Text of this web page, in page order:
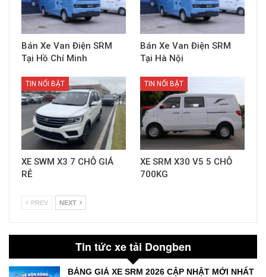
Bán Xe Van Điện SRM
Tại Hồ Chí Minh
Bán Xe Van Điện SRM
Tại Hà Nội
TIN NỔI BẬT
XE SWM X3 7 CHỖ GIÁ
RẺ
TIN NỔI BẬT
XE SRM X30 V5 5 CHỖ
700KG
PREV NEXT
Tin tức xe tải Dongben
BẢNG GIÁ XE SRM 2026 CẬP NHẬT MỚI NHẤT